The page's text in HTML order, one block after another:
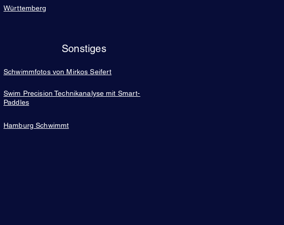
Württemberg
Sonstiges
Schwimmfotos von Mirkos Seifert
Swim Precision Technikanalyse mit Smart-
Paddles
Hamburg Schwimmt